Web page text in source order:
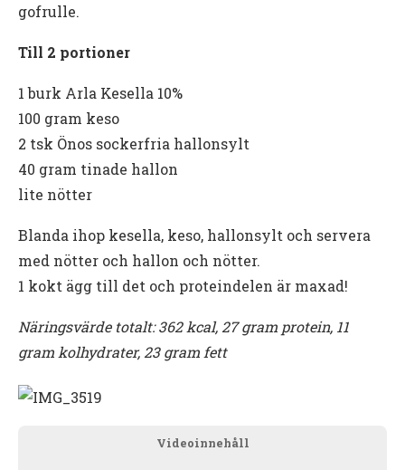
gofrulle.
Till 2 portioner
1 burk Arla Kesella 10%
100 gram keso
2 tsk Önos sockerfria hallonsylt
40 gram tinade hallon
lite nötter
Blanda ihop kesella, keso, hallonsylt och servera
med nötter och hallon och nötter.
1 kokt ägg till det och proteindelen är maxad!
Näringsvärde totalt: 362 kcal, 27 gram protein, 11
gram kolhydrater, 23 gram fett
Videoinnehåll